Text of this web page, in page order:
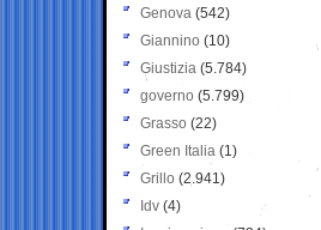
Genova (542)
Giannino (10)
Giustizia (5.784)
governo (5.799)
Grasso (22)
Green Italia (1)
Grillo (2.941)
Idv (4)